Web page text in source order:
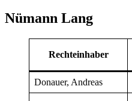
Nümann Lang
Rechteinhaber
Donauer, Andreas